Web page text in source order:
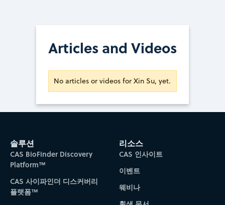
Articles and Videos
No articles or videos for Xin Su, yet.
솔루션
CAS BioFinder Discovery
Platform™
CAS 사이파인더 디스커버리
플랫폼™
리소스
CAS 인사이트
이벤트
웨비나